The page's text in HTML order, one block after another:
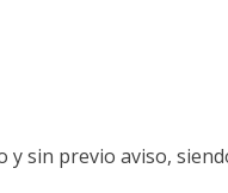
sin previo aviso,